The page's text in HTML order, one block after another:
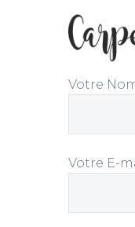
Votre
Votre E-